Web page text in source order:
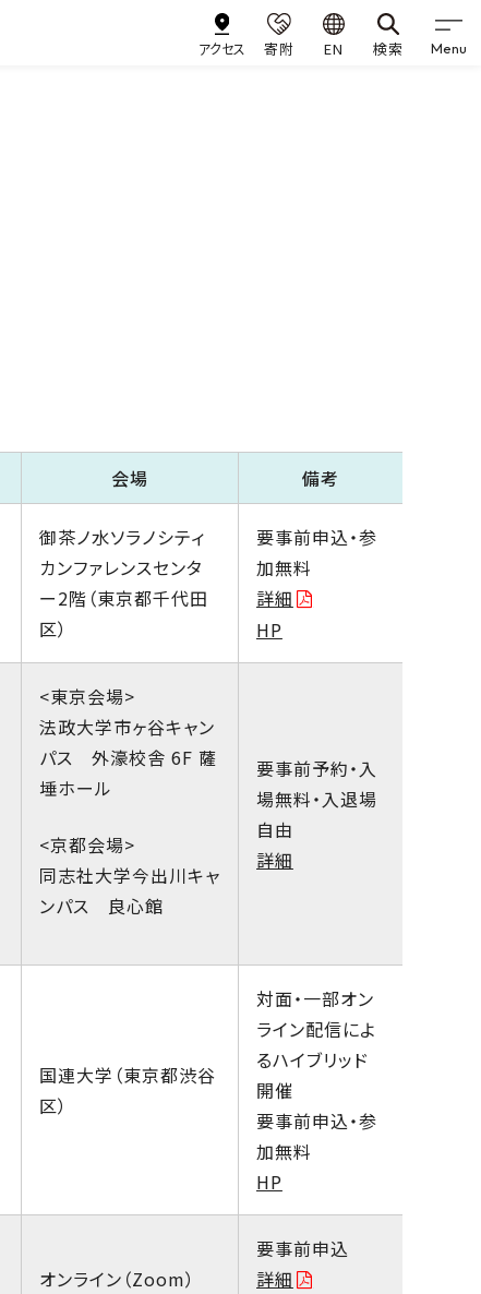
アクセス 寄附 EN 検索 Menu
会場 備考
御茶ノ水ソラノシティ
カンファレンスセンタ
ー2階（東京都千代田
区）
要事前申込・参
加無料
詳細
HP
<東京会場>
法政大学市ヶ谷キャン
パス 外濠校舎 6F 薩
埵ホール
<京都会場>
同志社大学今出川キャ
ンパス 良心館
要事前予約・入
場無料・入退場
自由
詳細
国連大学（東京都渋谷
区）
対面・一部オン
ライン配信によ
るハイブリッド
開催
要事前申込・参
加無料
HP
オンライン（Zoom）
要事前申込
詳細